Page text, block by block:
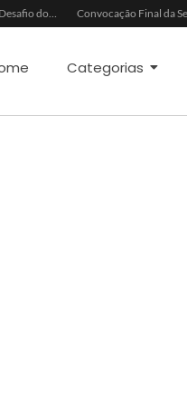
Ancelotti e o Desafio dos Goleiros na Seleção
Categorias